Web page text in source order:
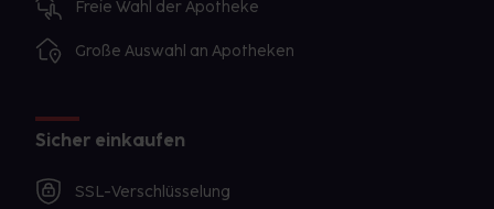
Freie Wahl der Apotheke
Große Auswahl an Apotheken
Sicher einkaufen
SSL-Verschlüsselung